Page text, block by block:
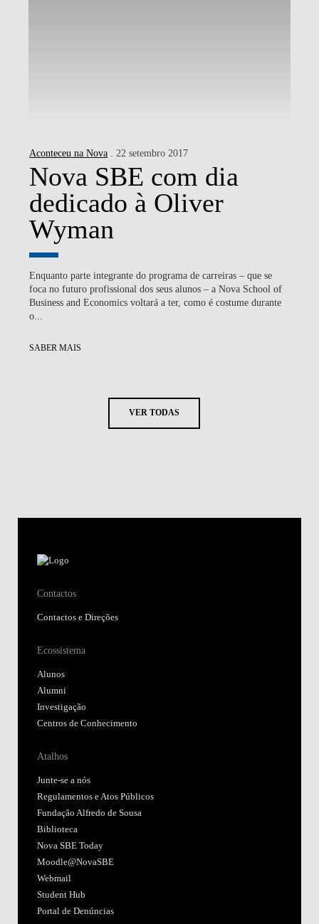
Aconteceu na Nova . 22 setembro 2017
Nova SBE com dia
dedicado à Oliver
Wyman
Enquanto parte integrante do programa de carreiras – que se
foca no futuro profissional dos seus alunos – a Nova School of
Business and Economics voltará a ter, como é costume durante
o...
SABER MAIS
VER TODAS
Contactos
Contactos e Direções
Ecossistema
Alunos
Alumni
Investigação
Centros de Conhecimento
Atalhos
Junte-se a nós
Regulamentos e Atos Públicos
Fundação Alfredo de Sousa
Biblioteca
Nova SBE Today
Moodle@NovaSBE
Webmail
Student Hub
Portal de Denúncias